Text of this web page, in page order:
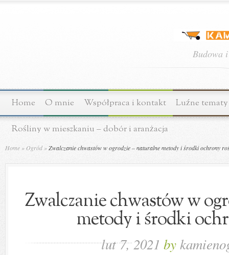
Budowa
Home O mnie Współpraca i kontakt Luźne tematy
Rośliny w mieszkaniu – dobór i aranżacja
Home » Ogród » Zwalczanie chwastów w ogrodzie – naturalne metody i środki ochrony
Zwalczanie chwastów w
metody i środki
lut 7, 2021 by